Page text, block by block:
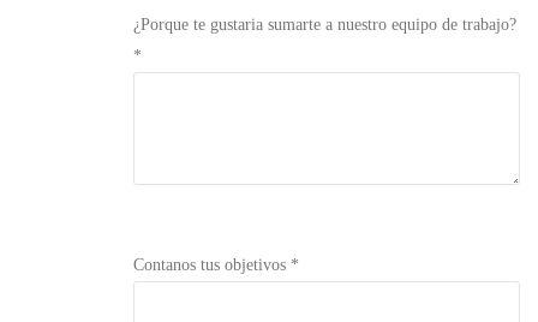
¿Porque te gustaria sumarte a nuestro equipo de trabajo?
*
Contanos tus objetivos *